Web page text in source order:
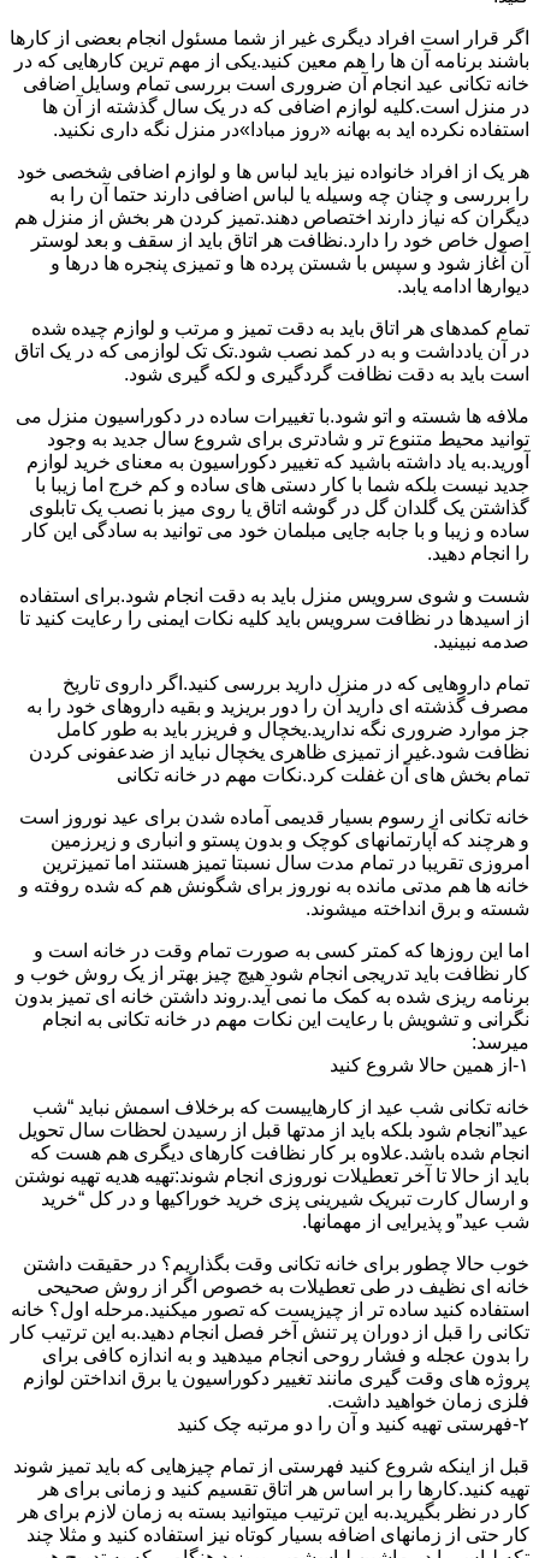
اگر قرار است افراد دیگری غیر از شما مسئول انجام بعضی از کارها
باشند برنامه آن ها را هم معین کنید.یکی از مهم ترین کارهایی که در
خانه تکانی عید انجام آن ضروری است بررسی تمام وسایل اضافی
در منزل است.کلیه لوازم اضافی که در یک سال گذشته از آن ها
استفاده نکرده اید به بهانه «روز مبادا»در منزل نگه داری نکنید.
هر یک از افراد خانواده نیز باید لباس ها و لوازم اضافی شخصی خود
را بررسی و چنان چه وسیله یا لباس اضافی دارند حتما آن را به
دیگران که نیاز دارند اختصاص دهند.تمیز کردن هر بخش از منزل هم
اصول خاص خود را دارد.نظافت هر اتاق باید از سقف و بعد لوستر
آن آغاز شود و سپس با شستن پرده ها و تمیزی پنجره ها درها و
دیوارها ادامه یابد.
تمام کمدهای هر اتاق باید به دقت تمیز و مرتب و لوازم چیده شده
در آن یادداشت و به در کمد نصب شود.تک تک لوازمی که در یک اتاق
است باید به دقت نظافت گردگیری و لکه گیری شود.
ملافه ها شسته و اتو شود.با تغییرات ساده در دکوراسیون منزل می
توانید محیط متنوع تر و شادتری برای شروع سال جدید به وجود
آورید.به یاد داشته باشید که تغییر دکوراسیون به معنای خرید لوازم
جدید نیست بلکه شما با کار دستی های ساده و کم خرج اما زیبا با
گذاشتن یک گلدان گل در گوشه اتاق یا روی میز با نصب یک تابلوی
ساده و زیبا و با جابه جایی مبلمان خود می توانید به سادگی این کار
را انجام دهید.
شست و شوی سرویس منزل باید به دقت انجام شود.برای استفاده
از اسیدها در نظافت سرویس باید کلیه نکات ایمنی را رعایت کنید تا
صدمه نبینید.
تمام داروهایی که در منزل دارید بررسی کنید.اگر داروی تاریخ
مصرف گذشته ای دارید آن را دور بریزید و بقیه داروهای خود را به
جز موارد ضروری نگه ندارید.یخچال و فریزر باید به طور کامل
نظافت شود.غیر از تمیزی ظاهری یخچال نباید از ضدعفونی کردن
تمام بخش های آن غفلت کرد.نکات مهم در خانه تکانی
خانه تکانی از رسوم بسیار قدیمی آماده شدن برای عید نوروز است
و هرچند که آپارتمانهای کوچک و بدون پستو و انباری و زیرزمین
امروزی تقریبا در تمام مدت سال نسبتا تمیز هستند اما تمیزترین
خانه ها هم مدتی مانده به نوروز برای شگونش هم که شده روفته و
شسته و برق انداخته میشوند.
اما این روزها که کمتر کسی به صورت تمام وقت در خانه است و
کار نظافت باید تدریجی انجام شود هیچ چیز بهتر از یک روش خوب و
برنامه ریزی شده به کمک ما نمی آید.روند داشتن خانه ای تمیز بدون
نگرانی و تشویش با رعایت این نکات مهم در خانه تکانی به انجام
میرسد:
۱-از همین حالا شروع کنید
خانه تکانی شب عید از کارهاییست که برخلاف اسمش نباید “شب
عید”انجام شود بلکه باید از مدتها قبل از رسیدن لحظات سال تحویل
انجام شده باشد.علاوه بر کار نظافت کارهای دیگری هم هست که
باید از حالا تا آخر تعطیلات نوروزی انجام شوند:تهیه هدیه تهیه نوشتن
و ارسال کارت تبریک شیرینی پزی خرید خوراکیها و در کل “خرید
شب عید”و پذیرایی از مهمانها.
خوب حالا چطور برای خانه تکانی وقت بگذاریم؟ در حقیقت داشتن
خانه ای نظیف در طی تعطیلات به خصوص اگر از روش صحیحی
استفاده کنید ساده تر از چیزیست که تصور میکنید.مرحله اول؟ خانه
تکانی را قبل از دوران پر تنش آخر فصل انجام دهید.به این ترتیب کار
را بدون عجله و فشار روحی انجام میدهید و به اندازه کافی برای
پروژه های وقت گیری مانند تغییر دکوراسیون یا برق انداختن لوازم
فلزی زمان خواهید داشت.
۲-فهرستی تهیه کنید و آن را دو مرتبه چک کنید
قبل از اینکه شروع کنید فهرستی از تمام چیزهایی که باید تمیز شوند
تهیه کنید.کارها را بر اساس هر اتاق تقسیم کنید و زمانی برای هر
کار در نظر بگیرید.به این ترتیب میتوانید بسته به زمان لازم برای هر
کار حتی از زمانهای اضافه بسیار کوتاه نیز استفاده کنید و مثلا چند